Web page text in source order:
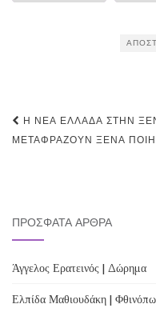
Post
navigation
Η ΝΈΑ ΕΛΛΆΔΑ ΣΤΗΝ
ΜΕΤΑΦΡΆΖΟΥΝ ΞΈΝΑ
ΠΡΌΣΦΑΤΑ ΆΡΘΡΑ
Άγγελος Ερατεινός | Δώρημα
Ελπίδα Μαθιουδάκη |